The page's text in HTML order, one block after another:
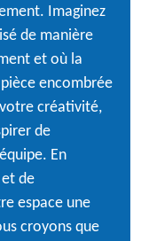
Imaginez
de manière
et où la
encombrée
créativité,
de
En
de
espace une
croyons que